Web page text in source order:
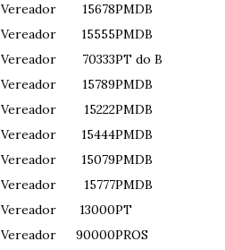
Vereador 15678PMDB
Vereador 15555PMDB
Vereador 70333PT do B
Vereador 15789PMDB
Vereador 15222PMDB
Vereador 15444PMDB
Vereador 15079PMDB
Vereador 15777PMDB
Vereador 13000PT
Vereador 90000PROS